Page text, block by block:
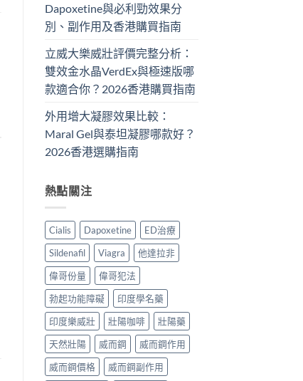
Dapoxetine與必利勁效果分
別、副作用及香港購買指南
立威大樂威壯評價完整分析：
雙效金水晶VerdEx與極速版哪
款適合你？2026香港購買指南
外用增大凝膠效果比較：
Maral Gel與泰坦凝膠哪款好？
2026香港選購指南
熱點關注
Cialis Dapoxetine
ED治療
Sildenafil
Viagra
他達拉非
偉哥份量
偉哥犯法
勃起功能障礙
印度學名藥
印度樂威壯
壯陽咖啡
壯陽藥
天然壯陽
威而鋼
威而鋼作用
威而鋼價格
威而鋼副作用